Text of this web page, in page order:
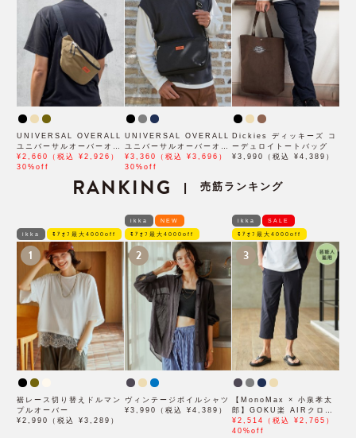
UNIVERSAL OVERALL
ユニバーサルオーバーオー
ル 撥水ウエストバッグ
¥2,660（税込 ¥2,926）
30%off
UNIVERSAL OVERALL
ユニバーサルオーバーオー
ル メランジ ショルダーバ
ッグ
¥3,360（税込 ¥3,696）
30%off
Dickies ディッキーズ コ
ーデュロイトートバッグ
¥3,990（税込 ¥4,389）
RANKING | 売筋ランキング
ikka ﾓｱｵﾌ最大4000off
1
裾レース切り替えドルマン
プルオーバー
¥2,990（税込 ¥3,289）
ikka NEW
ﾓｱｵﾌ最大4000off
2
ヴィンテージボイルシャツ
¥3,990（税込 ¥4,389）
ikka SALE
ﾓｱｵﾌ最大4000off
3
【MonoMax × 小泉孝太
郎】GOKU楽 AIRクロッ
プドパンツ「小泉孝太郎さ
ん着用モデル」
¥2,514（税込 ¥2,765）
40%off